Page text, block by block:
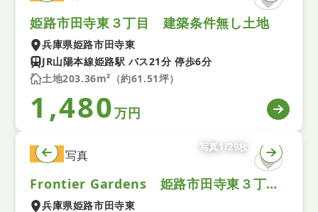
姫路市田寺東３丁目 建築条件無し土地
兵庫県姫路市田寺東
JR山陽本線姫路駅 バス21分 停歩6分
土地203.36m²（約61.51坪）
1,480万円
土地
写真1/29枚
Frontier Gardens 姫路市田寺東３丁目 建築条件付き土地 全１区画
兵庫県姫路市田寺東